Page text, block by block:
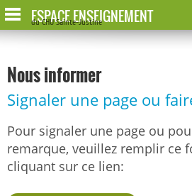
ESPACE ENSEIGNEMENT
du CHU Sainte-Justine
Nous informer
Signaler une page ou
Pour signaler une page ou
remarque, veuillez remplir ce
cliquant sur ce lien: